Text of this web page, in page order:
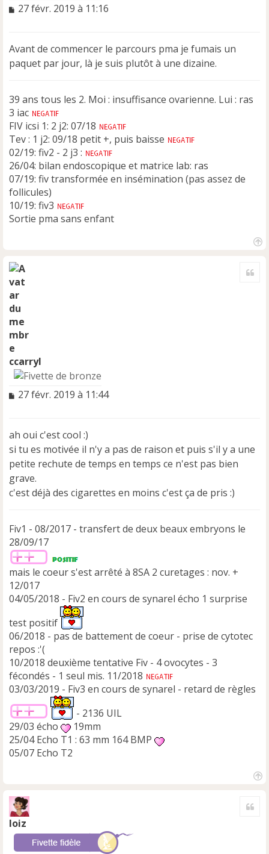
M
a
g
o
n
l
u
27 févr. 2019 à 11:16
Avant de commencer le parcours pma je fumais un
paquet par jour, là je suis plutôt à une dizaine.
39 ans tous les 2. Moi : insuffisance ovarienne. Lui : ras
3 iac
FIV icsi 1: 2 j2: 07/18
Tev : 1 j2: 09/18 petit +, puis baisse
02/19: fiv2 - 2 j3 :
26/04: bilan endoscopique et matrice lab: ras
07/19: fiv transformée en insémination (pas assez de
follicules)
10/19: fiv3
Sortie pma sans enfant
ccarryl
M
s
a
g
e
n
o
n
27 févr. 2019 à 11:44
ah oui c'est cool :)
si tu es motivée il n'y a pas de raison et puis s'il y a une
petite rechute de temps en temps ce n'est pas bien
grave.
c'est déjà des cigarettes en moins c'est ça de pris :)
Fiv1 - 08/2017 - transfert de deux beaux embryons le
28/09/17
mais le coeur s'est arrêté à 8SA 2 curetages : nov. +
12/017
04/05/2018 - Fiv2 en cours de synarel écho 1 surprise
test positif
06/2018 - pas de battement de coeur - prise de cytotec
repos :'(
10/2018 deuxième tentative Fiv - 4 ovocytes - 3
fécondés - 1 seul mis. 11/2018
03/03/2019 - Fiv3 en cours de synarel - retard de règles
- 2136 UIL
29/03 écho
19mm
25/04 Echo T1 : 63 mm 164 BMP
05/07 Echo T2
loiz